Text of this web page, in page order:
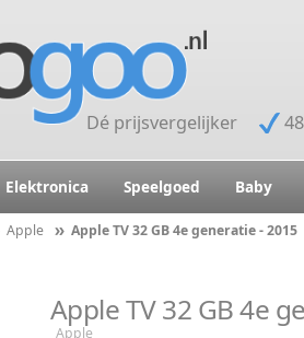
Dé prijsvergelijker
Elektronica Speelgoed Baby
Apple Apple TV 32 GB 4e generatie - 2015
Apple TV 32 GB 4e
Apple